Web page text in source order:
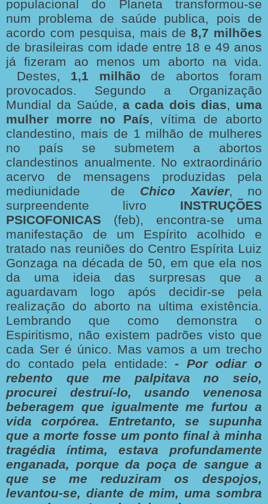
populacional do Planeta transformou-se
num problema de saúde publica, pois de
acordo com pesquisa, mais de8,7 milhões
de brasileiras com idade entre 18 e 49 anos
já fizeram ao menos um aborto na vida.
Destes, 1,1 milhão de abortos foram
provocados. Segundo a Organização
Mundial da Saúde, a cada dois dias, uma
mulher morre no País, vítima de aborto
clandestino, mais de 1 milhão de mulheres
no país se submetem a abortos
clandestinos anualmente. No extraordinário
acervo de mensagens produzidas pela
mediunidade de Chico Xavier, no
surpreendente livro INSTRUÇÕES
PSICOFONICAS (feb), encontra-se uma
manifestação de um Espírito acolhido e
tratado nas reuniões do Centro Espírita Luiz
Gonzaga na década de 50, em que ela nos
da uma ideia das surpresas que a
aguardavam logo após decidir-se pela
realização do aborto na ultima existência.
Lembrando que como demonstra o
Espiritismo, não existem padrões visto que
cada Ser é único. Mas vamos a um trecho
do contado pela entidade:- Por odiar o
rebento que me palpitava no seio,
procurei destruí-lo, usando venenosa
beberagem que igualmente me furtou a
vida corpórea.
Entretanto, se supunha
que a morte fosse um ponto final à minha
tragédia íntima, estava profundamente
enganada, porque da poça de sangue a
que se me reduziram os despojos,
levantou-se, diante de mim, uma sombra